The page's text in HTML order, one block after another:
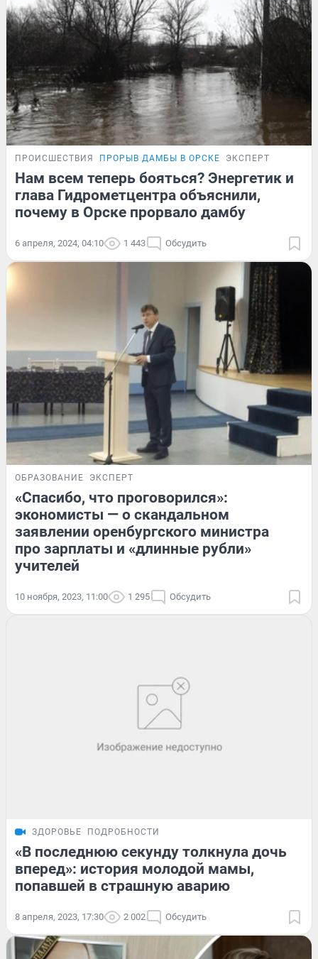
ПРОИСШЕСТВИЯ ПРОРЫВ ДАМБЫ В ОРСКЕ ЭКСПЕРТ
Нам всем теперь бояться? Энергетик и
глава Гидрометцентра объяснили,
почему в Орске прорвало дамбу
6 апреля, 2024, 04:10 1 443 Обсудить
ОБРАЗОВАНИЕ ЭКСПЕРТ
«Спасибо, что проговорился»:
экономисты — о скандальном
заявлении оренбургского министра
про зарплаты и «длинные рубли»
учителей
10 ноября, 2023, 11:00 1 295 Обсудить
ЗДОРОВЬЕ ПОДРОБНОСТИ
«В последнюю секунду толкнула дочь
вперед»: история молодой мамы,
попавшей в страшную аварию
8 апреля, 2023, 17:30 2 002 Обсудить